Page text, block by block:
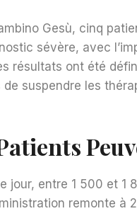
Gesù, cinq
sévère, avec
résultats ont été
de suspendre les
jour, entre 1 500 et
remonte à